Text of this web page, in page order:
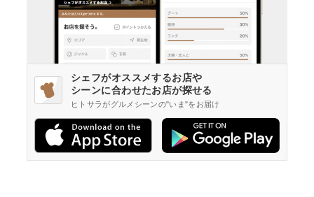
シェフがオススメするお店や
シーンに合わせたお店が探せる
ヒトサラがグルメシーンの"いま"をお届け